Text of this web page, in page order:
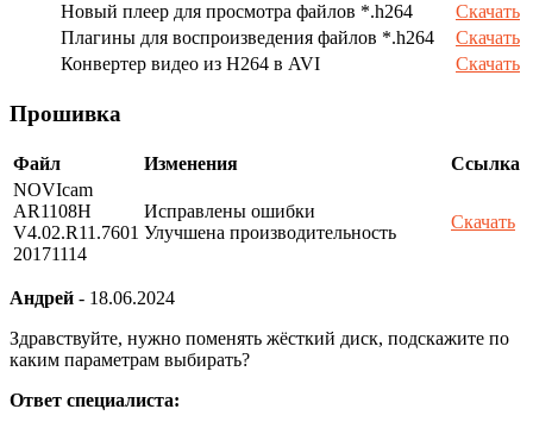
Новый плеер для просмотра файлов *.h264
Скачать
Плагины для воспроизведения файлов *.h264
Скачать
Конвертер видео из H264 в AVI
Скачать
Прошивка
Файл Изменения
Ссылка
NOVIcam
AR1108H
V4.02.R11.7601
20171114
Исправлены ошибки
Улучшена производительность
Скачать
Андрей - 18.06.2024
Здравствуйте, нужно поменять жёсткий диск, подскажите по
каким параметрам выбирать?
Ответ специалиста: